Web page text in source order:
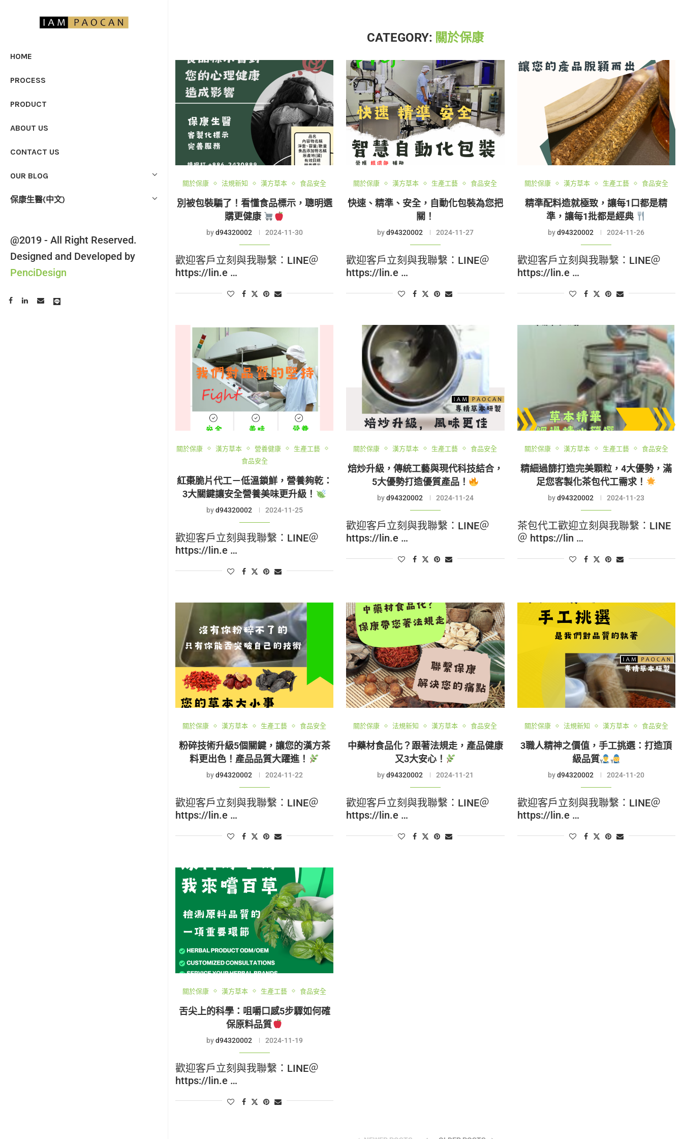
HOME
PROCESS
PRODUCT
ABOUT US
CONTACT US
OUR BLOG
保康生醫(中文)
@2019 - All Right Reserved.
Designed and Developed by
PenciDesign
CATEGORY: 關於保康
關於保康 法規新知 漢方草本 食品安全
別被包裝騙了！看懂食品標示，聰明選
購更健康
byd94320002 2024-11-30
歡迎客戶立刻與我聯繫：LINE＠
https://lin.e …
關於保康 漢方草本 生產工藝 食品安全
快速、精準、安全，自動化包裝為您把
關！
byd94320002 2024-11-27
歡迎客戶立刻與我聯繫：LINE＠
https://lin.e …
關於保康 漢方草本 生產工藝 食品安全
精準配料造就極致，讓每1口都是精
準，讓每1批都是經典
byd94320002 2024-11-26
歡迎客戶立刻與我聯繫：LINE＠
https://lin.e …
關於保康 漢方草本 營養健康
生產工藝
食品安全
紅棗脆片代工－低溫鎖鮮，營養夠乾：
3大關鍵讓安全營養美味更升級！
byd94320002 2024-11-25
歡迎客戶立刻與我聯繫：LINE＠
https://lin.e …
關於保康 漢方草本 生產工藝 食品安全
焙炒升級，傳統工藝與現代科技結合，
5大優勢打造優質產品！
byd94320002 2024-11-24
歡迎客戶立刻與我聯繫：LINE＠
https://lin.e …
關於保康 漢方草本 生產工藝 食品安全
精細過篩打造完美顆粒，4大優勢，滿
足您客製化茶包代工需求！
byd94320002 2024-11-23
茶包代工歡迎立刻與我聯繫：LINE
＠ https://lin …
關於保康 漢方草本 生產工藝 食品安全
粉碎技術升級5個關鍵，讓您的漢方茶
料更出色！產品品質大躍進！
byd94320002 2024-11-22
歡迎客戶立刻與我聯繫：LINE＠
https://lin.e …
關於保康 法規新知 漢方草本 食品安全
中藥材食品化？跟著法規走，產品健康
又3大安心！
byd94320002 2024-11-21
歡迎客戶立刻與我聯繫：LINE＠
https://lin.e …
關於保康 法規新知 漢方草本 食品安全
3職人精神之價值，手工挑選：打造頂
級品質
byd94320002 2024-11-20
歡迎客戶立刻與我聯繫：LINE＠
https://lin.e …
關於保康 漢方草本 生產工藝 食品安全
舌尖上的科學：咀嚼口感5步驟如何確
保原料品質
byd94320002 2024-11-19
歡迎客戶立刻與我聯繫：LINE＠
https://lin.e …